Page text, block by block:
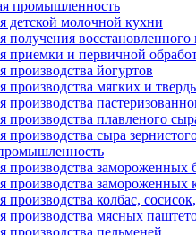
промышленность
детской молочной кухни
получения восстановленного
приемки и первичной
производства йогуртов
производства мягких и
производства
производства плавленого
производства сыра
производства замороженных
производства замороженных
производства колбас,
производства мясных